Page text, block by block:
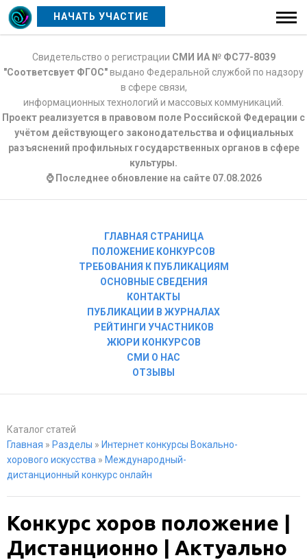
НАЧАТЬ УЧАСТИЕ
Свидетельство о регистрации СМИ ИА № ФС77-8039
"Соответсвует ФГОС"выдано Федеральной службой по надзору
в сфере связи,
информационных технологий и массовых коммуникаций.
Проект реализуется в правовом поле Российской Федерации с
учётом действующего законодательства и официальных
разъяснений профильных государственных органов в сфере
культуры.
⌚ Последнее обновление на сайте 07.08.2026
ГЛАВНАЯ СТРАНИЦА
ПОЛОЖЕНИЕ КОНКУРСОВ
ТРЕБОВАНИЯ К ПУБЛИКАЦИЯМ
ОСНОВНЫЕ СВЕДЕНИЯ
КОНТАКТЫ
ПУБЛИКАЦИИ В ЖУРНАЛАХ
РЕЙТИНГИ УЧАСТНИКОВ
ЖЮРИ КОНКУРСОВ
СМИ О НАС
ОТЗЫВЫ
Каталог статей
Главная » Разделы » Интернет конкурсы Вокально-
хорового искусства » Международный-
дистанционный конкурс онлайн
Конкурс хоров положение |
Дистанционно | Актуально